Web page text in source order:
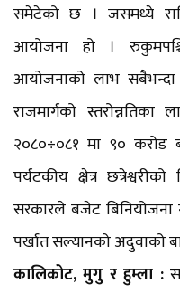
समेटेको छ । जसमध्ये
आयोजना हो ।
आयोजनाको लाभ
राजमार्गको
२०८०÷०८१ मा ९०
पर्यटकीय क्षेत्र
सरकारले बजेट बिनियोजना
पर्खात सल्यानको अदुवाको
कालिकोट, मुगु र हुम्ला :